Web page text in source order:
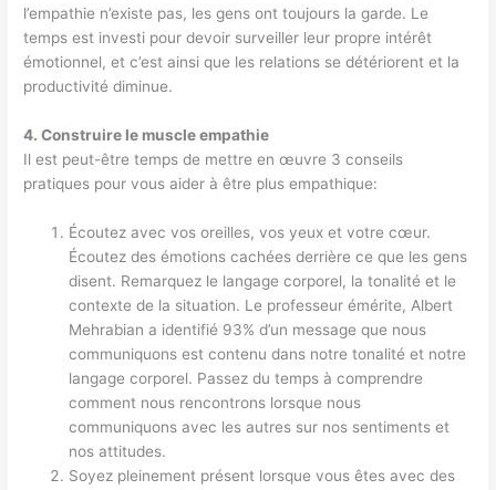
l’empathie n’existe pas, les gens ont toujours la garde. Le
temps est investi pour devoir surveiller leur propre intérêt
émotionnel, et c’est ainsi que les relations se détériorent et la
productivité diminue.
4. Construire le muscle empathie
Il est peut-être temps de mettre en œuvre 3 conseils
pratiques pour vous aider à être plus empathique:
Écoutez avec vos oreilles, vos yeux et votre cœur.
Écoutez des émotions cachées derrière ce que les gens
disent. Remarquez le langage corporel, la tonalité et le
contexte de la situation. Le professeur émérite, Albert
Mehrabian a identifié 93% d’un message que nous
communiquons est contenu dans notre tonalité et notre
langage corporel. Passez du temps à comprendre
comment nous rencontrons lorsque nous
communiquons avec les autres sur nos sentiments et
nos attitudes.
Soyez pleinement présent lorsque vous êtes avec des